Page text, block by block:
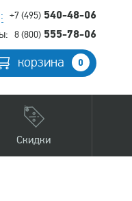
+7 (495) 540-48-06
8 (800) 555-78-06
корзина 0
Скидки